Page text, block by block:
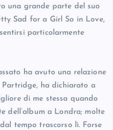
una grande parte del suo
Sad for a Girl So in Love,
particolarmente
ha avuto una relazione
Partridge, ha dichiarato a
di me stessa quando
dell’album a Londra; molte
tempo trascorso lì. Forse